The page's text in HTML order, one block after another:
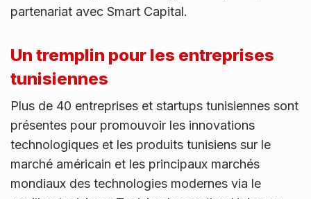
partenariat avec Smart Capital.
Un tremplin pour les entreprises
tunisiennes
Plus de 40 entreprises et startups tunisiennes sont
présentes pour promouvoir les innovations
technologiques et les produits tunisiens sur le
marché américain et les principaux marchés
mondiaux des technologies modernes via le